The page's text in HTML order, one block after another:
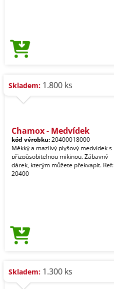
Skladem: 1.800 ks
Chamox - Medvídek
kód výrobku:20400018000
Měkký a mazlivý plyšový medvídek s
přizpůsobitelnou mikinou. Zábavný
dárek, kterým můžete překvapit. Ref:
20400
Skladem: 1.300 ks